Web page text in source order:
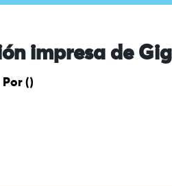
impresa de
Por ()